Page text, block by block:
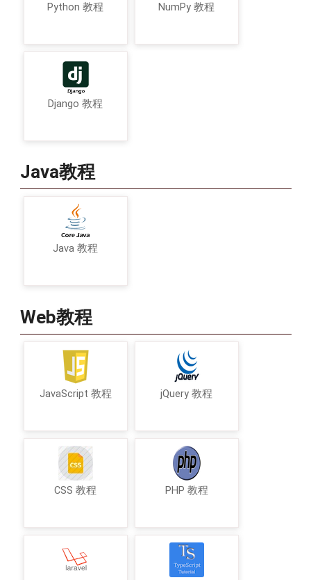
Python 教程 NumPy 教程
Django 教程
Java教程
Java 教程
Web教程
JavaScript 教程 jQuery 教程
CSS 教程 PHP 教程